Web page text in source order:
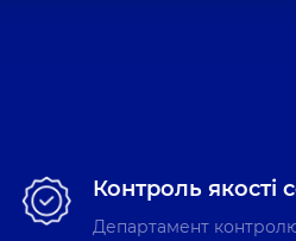
Контроль якості
Департамент контролю